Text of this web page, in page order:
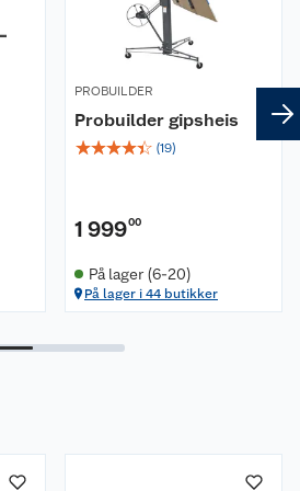
PROBUILDER
Probuilder gipsheis
☆☆☆☆☆ (19)
1 99900
På lager (6-20)
På lager i 44 butikker